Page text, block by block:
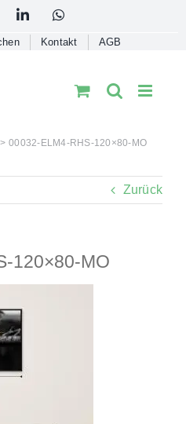
LinkedInWhatsApp
Kontakt AGB
00032-ELM4-RHS-120×80-MO
Zurück
120×80-MO